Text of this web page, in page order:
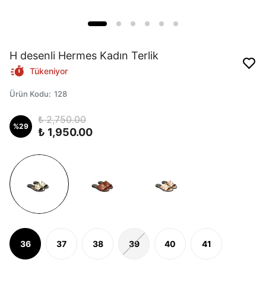
H desenli Hermes Kadın Terlik
Tükeniyor
Ürün Kodu: 128
%29
₺ 2,750.00
₺ 1,950.00
36 37 38 39 40 41